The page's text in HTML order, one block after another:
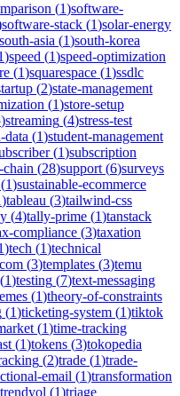
(1)software-
software-stack (1)solar-energy
south-asia (1)south-korea
)speed (1)speed-optimization
(1)squarespace (1)ssdlc
(2)state-management
(1)store-setup
)streaming (4)stress-test
data (1)student-management
(1)subscription
(28)support (6)surveys
(1)sustainable-ecommerce
)tableau (3)tailwind-css
(4)tally-prime (1)tanstack
compliance (3)taxation
)tech (1)technical
(3)templates (3)temu
(1)testing (7)text-messaging
(1)theory-of-constraints
(1)ticketing-system (1)tiktok
(1)time-tracking
(1)tokens (3)tokopedia
(2)trade (1)trade-
email (1)transformation
trendyol (1)triage